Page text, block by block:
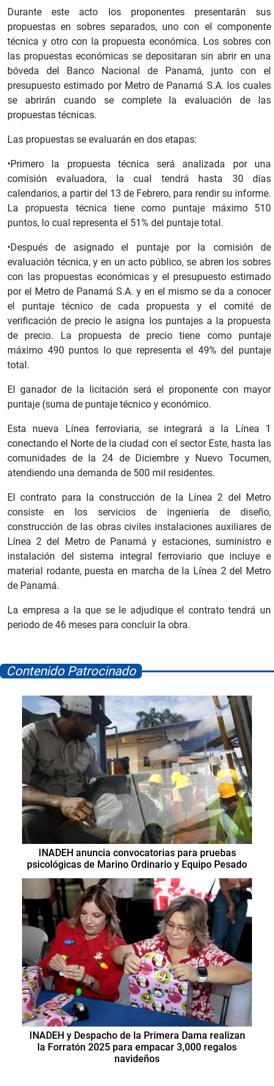
Durante este acto los proponentes presentarán sus
propuestas en sobres separados, uno con el componente
técnica y otro con la propuesta económica. Los sobres con
las propuestas económicas se depositaran sin abrir en una
bóveda del Banco Nacional de Panamá, junto con el
presupuesto estimado por Metro de Panamá S.A. los cuales
se abrirán cuando se complete la evaluación de las
propuestas técnicas.
Las propuestas se evaluarán en dos etapas:
•Primero la propuesta técnica será analizada por una
comisión evaluadora, la cual tendrá hasta 30 días
calendarios, a partir del 13 de Febrero, para rendir su informe.
La propuesta técnica tiene como puntaje máximo 510
puntos, lo cual representa el 51% del puntaje total.
•Después de asignado el puntaje por la comisión de
evaluación técnica, y en un acto público, se abren los sobres
con las propuestas económicas y el presupuesto estimado
por el Metro de Panamá S.A. y en el mismo se da a conocer
el puntaje técnico de cada propuesta y el comité de
verificación de precio le asigna los puntajes a la propuesta
de precio. La propuesta de precio tiene como puntaje
máximo 490 puntos lo que representa el 49% del puntaje
total.
El ganador de la licitación será el proponente con mayor
puntaje (suma de puntaje técnico y económico.
Esta nueva Línea ferroviaria, se integrará a la Línea 1
conectando el Norte de la ciudad con el sector Este, hasta las
comunidades de la 24 de Diciembre y Nuevo Tocumen,
atendiendo una demanda de 500 mil residentes.
El contrato para la construcción de la Línea 2 del Metro
consiste en los servicios de ingeniería de diseño,
construcción de las obras civiles instalaciones auxiliares de
Línea 2 del Metro de Panamá y estaciones, suministro e
instalación del sistema integral ferroviario que incluye e
material rodante, puesta en marcha de la Línea 2 del Metro
de Panamá.
La empresa a la que se le adjudique el contrato tendrá un
periodo de 46 meses para concluir la obra.
Contenido Patrocinado
INADEH anuncia convocatorias para pruebas
psicológicas de Marino Ordinario y Equipo Pesado
INADEH y Despacho de la Primera Dama realizan
la Forratón 2025 para empacar 3,000 regalos
navideños